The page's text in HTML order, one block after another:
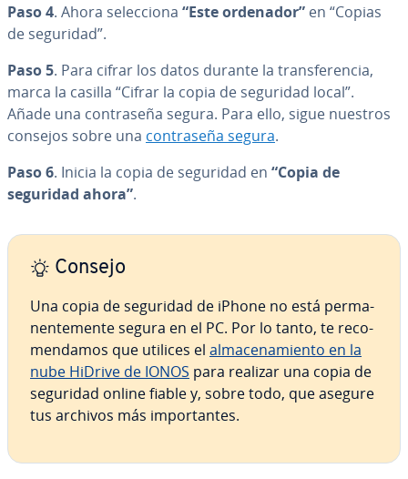
Paso 4. Ahora se­le­c­cio­na “Este ordenador” en “Copias
de seguridad”.
Paso 5. Para cifrar los datos durante la tra­n­s­fe­re­n­cia,
marca la casilla “Cifrar la copia de seguridad local”.
Añade una co­n­tra­se­ña segura. Para ello, sigue nuestros
consejos sobre una co­n­tra­se­ña segura.
Paso 6. Inicia la copia de seguridad en “Copia de
seguridad ahora”.
Consejo
Una copia de seguridad de iPhone no está pe­r­ma­
ne­n­te­me­n­te segura en el PC. Por lo tanto, te re­co­
me­n­da­mos que utilices el al­ma­ce­na­mie­n­to en la
nube HiDrive de IONOS para realizar una copia de
seguridad online fiable y, sobre todo, que asegure
tus archivos más im­po­r­ta­n­tes.